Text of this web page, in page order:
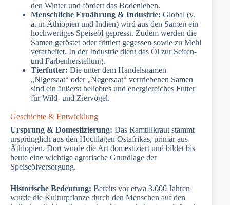
den Winter und fördert das Bodenleben.
Menschliche Ernährung & Industrie: Global (v.
a. in Äthiopien und Indien) wird aus den Samen ein
hochwertiges Speiseöl gepresst. Zudem werden die
Samen geröstet oder frittiert gegessen sowie zu Mehl
verarbeitet. In der Industrie dient das Öl zur Seifen-
und Farbenherstellung.
Tierfutter: Die unter dem Handelsnamen
„Nigersaat“ oder „Negersaat“ vertriebenen Samen
sind ein äußerst beliebtes und energiereiches Futter
für Wild- und Ziervögel.
Geschichte & Entwicklung
Ursprung & Domestizierung: Das Ramtillkraut stammt
ursprünglich aus den Hochlagen Ostafrikas, primär aus
Äthiopien. Dort wurde die Art domestiziert und bildet bis
heute eine wichtige agrarische Grundlage der
Speiseölversorgung.
Historische Bedeutung: Bereits vor etwa 3.000 Jahren
wurde die Kulturpflanze durch den Menschen auf den